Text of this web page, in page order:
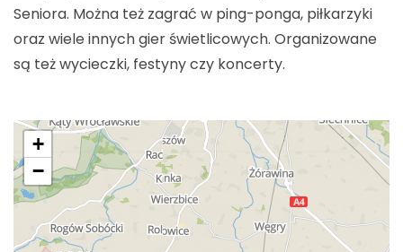
Seniora. Można też zagrać w ping-ponga, piłkarzyki
oraz wiele innych gier świetlicowych. Organizowane
są też wycieczki, festyny czy koncerty.
+
−